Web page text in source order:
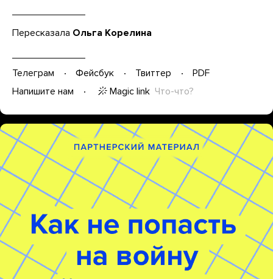
Пересказала Ольга Корелина
Телеграм Фейсбук Твиттер
PDF
Напишите нам
Magic link Что-что?